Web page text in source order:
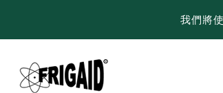
我們將